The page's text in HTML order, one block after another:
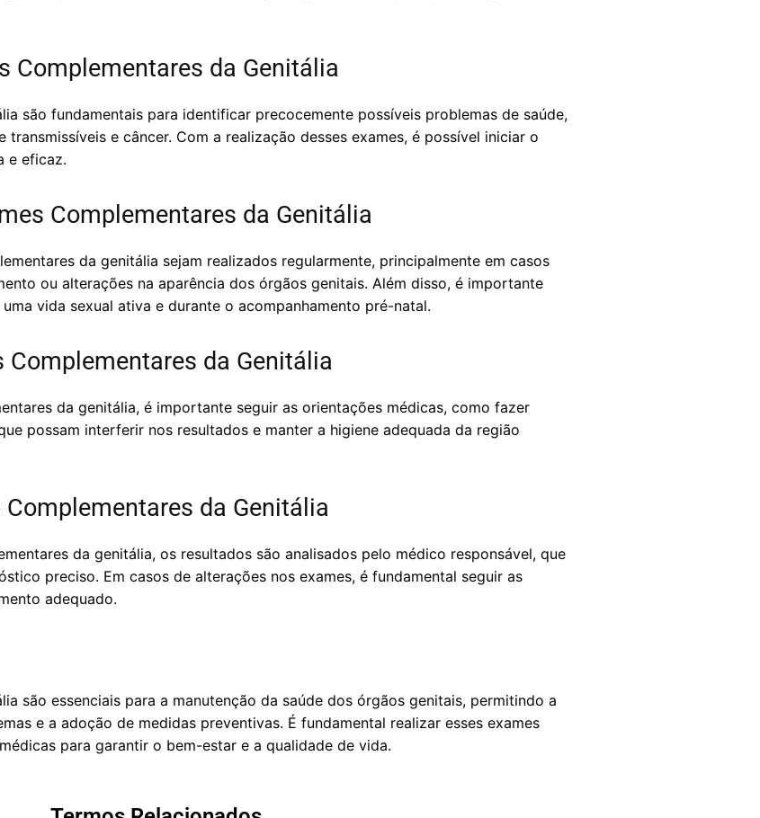
Complementares da Genitália
são fundamentais para identificar precocemente possíveis problemas de saúde,
e câncer. Com a realização desses exames, é possível iniciar o
e eficaz.
Complementares da Genitália
da genitália sejam realizados regularmente, principalmente em casos
ou alterações na aparência dos órgãos genitais. Além disso, é importante
vida sexual ativa e durante o acompanhamento pré-natal.
Complementares da Genitália
da genitália, é importante seguir as orientações médicas, como fazer
possam interferir nos resultados e manter a higiene adequada da região
da Genitália
da genitália, os resultados são analisados pelo médico responsável, que
preciso. Em casos de alterações nos exames, é fundamental seguir as
adequado.
são essenciais para a manutenção da saúde dos órgãos genitais, permitindo a
e a adoção de medidas preventivas. É fundamental realizar esses exames
para garantir o bem-estar e a qualidade de vida.